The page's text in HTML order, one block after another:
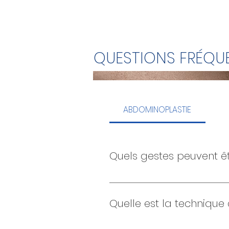
QUESTIONS
ABDOMINOPLASTIE
Quels gestes peuvent
La haute tension supérieure
peut pratiquer dans le
Quelle est la